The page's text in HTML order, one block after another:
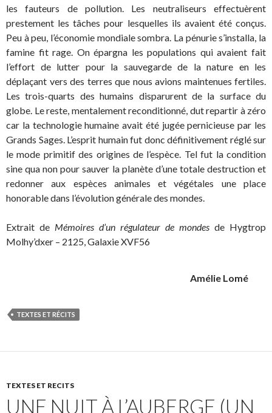
les fauteurs de pollution. Les neutraliseurs effectuèrent
prestement les tâches pour lesquelles ils avaient été conçus.
Peu à peu, l’économie mondiale sombra. La pénurie s’installa, la
famine fit rage. On épargna les populations qui avaient fait
l’effort de lutter pour la sauvegarde de la nature en les
déplaçant vers des terres que nous avions maintenues fertiles.
Les trois-quarts des humains disparurent de la surface du
globe. Le reste, mentalement reconditionné, dut repartir à zéro
car la technologie humaine avait été jugée pernicieuse par les
Grands Sages. L’esprit humain fut donc définitivement réglé sur
le mode primitif des origines de l’espèce. Tel fut la condition
sine qua non pour sauver la planète d’une totale destruction et
redonner aux espèces animales et végétales une place
honorable dans l’évolution générale des mondes.
Extrait de Mémoires d’un régulateur de mondes de Hygtrop
Molhy’dxer – 2125, Galaxie XVF56
Amélie Lomé
TEXTES ET RÉCITS
TEXTES ET RECITS
UNE NUIT À L’AUBERGE (UN